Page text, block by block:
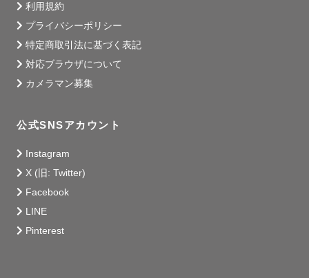
利用規約
プライバシーポリシー
特定商取引法に基づく表記
対応ブラウザについて
カメラマン募集
公式SNSアカウント
Instagram
X (旧: Twitter)
Facebook
LINE
Pinterest